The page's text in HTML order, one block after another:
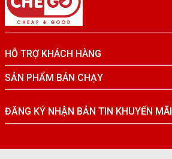
HỖ TRỢ KHÁCH HÀNG
SẢN PHẨM BÁN CHẠY
ĐĂNG KÝ NHẬN BẢN TIN KHUYẾN MÃI